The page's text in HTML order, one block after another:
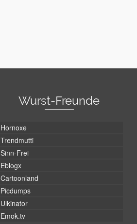
Wurst-Freunde
Hornoxe
Trendmutti
Sinn-Frei
Eblogx
Cartoonland
Picdumps
Ulkinator
Emok.tv